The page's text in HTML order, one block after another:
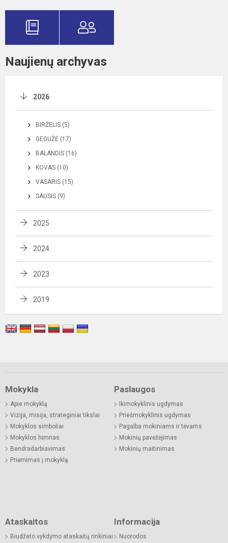
Naujienų archyvas
2026
BIRŽELIS (5)
GEGUŽĖ (17)
BALANDIS (16)
KOVAS (10)
VASARIS (15)
SAUSIS (9)
2025
2024
2023
2019
Mokykla
Apie mokyklą
Vizija, misija, strateginiai tikslai
Mokyklos simboliai
Mokyklos himnas
Bendradarbiavimas
Priėmimas į mokyklą
Paslaugos
Ikimokyklinis ugdymas
Priešmokyklinis ugdymas
Pagalba mokiniams ir tėvams
Mokinių pavėžėjimas
Mokinių maitinimas
Ataskaitos
Biudžeto vykdymo ataskaitų rinkiniai
Informacija
Nuorodos